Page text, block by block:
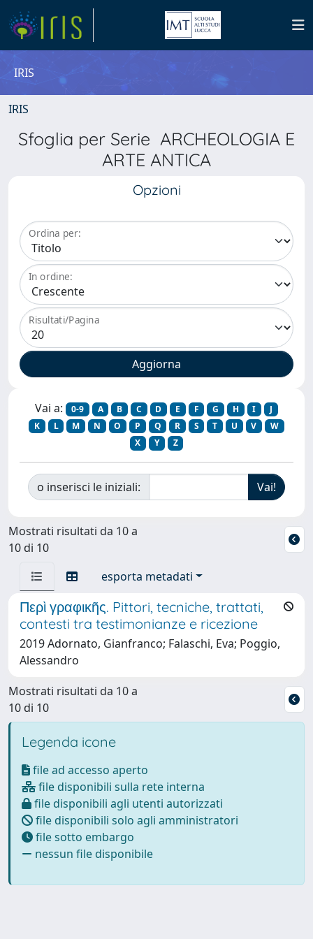
IRIS
IRIS
Sfoglia per Serie ARCHEOLOGIA E
ARTE ANTICA
Opzioni
Ordina per:
In ordine:
Risultati/Pagina
Vai a: 0-9 A B C D E F G H I
J
K
L M N O P Q R S T U V
W
X
Y Z
o inserisci le iniziali:
Mostrati risultati da 10 a
10 di 10
esporta metadati
Περὶ γραφικῆς. Pittori, tecniche, trattati,
contesti tra testimonianze e ricezione
2019 Adornato, Gianfranco; Falaschi, Eva; Poggio,
Alessandro
Mostrati risultati da 10 a
10 di 10
Legenda icone
file ad accesso aperto
file disponibili sulla rete interna
file disponibili agli utenti autorizzati
file disponibili solo agli amministratori
file sotto embargo
nessun file disponibile